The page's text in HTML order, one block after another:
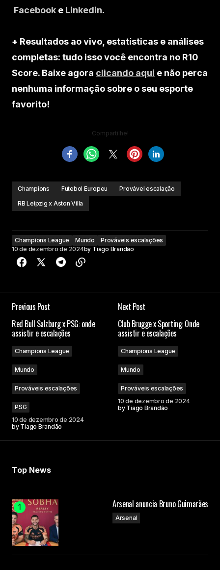
Facebook e Linkedin.
+ Resultados ao vivo, estatísticas e análises
completas: tudo isso você encontra no R10
Score. Baixe agora clicando aqui e não perca
nenhuma informação sobre o seu esporte
favorito!
Compartilhe!
Champions Futebol Europeu
Provável escalação
RB Leipzig x Aston Villa
Champions League Mundo
Prováveis escalações
10 de dezembro de 2024by Tiago Brandão
Previous Post
Red Bull Salzburg x PSG: onde
assistir e escalações
Champions League
Mundo
Prováveis escalações
PSG
10 de dezembro de 2024
by Tiago Brandão
Next Post
Club Brugge x Sporting: Onde
assistir e escalações
Champions League
Mundo
Prováveis escalações
10 de dezembro de 2024
by Tiago Brandão
Top News
Arsenal anuncia Bruno Guimarães
Arsenal